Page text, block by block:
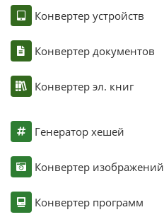
Конвертер устройств
Конвертер документов
Конвертер эл. книг
Генератор хешей
Конвертер изображений
Конвертер программ